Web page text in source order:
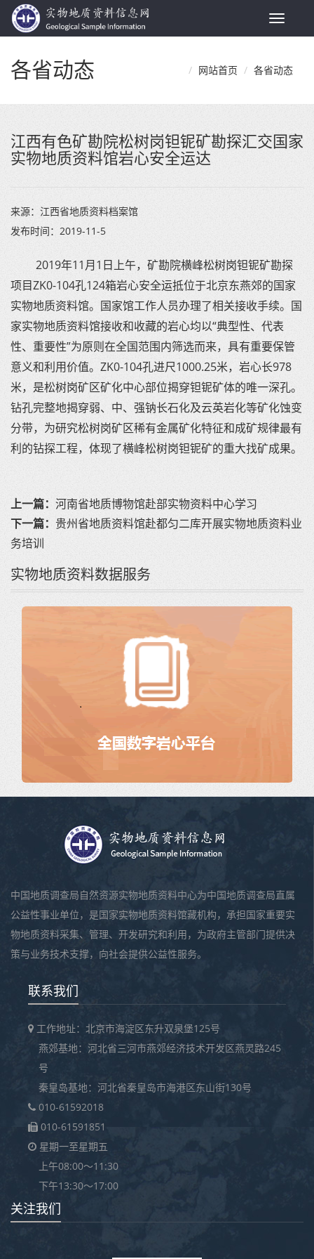
Toggle
各省动态 网站首页 各省动态
江西有色矿勘院松树岗钽铌矿勘探汇交国家
实物地质资料馆岩心安全运达
来源： 江西省地质资料档案馆
发布时间： 2019-11-5
2019年11月1日上午，矿勘院横峰松树岗钽铌矿勘探
项目ZK0-104孔124箱岩心安全运抵位于北京东燕郊的国家
实物地质资料馆。国家馆工作人员办理了相关接收手续。国
家实物地质资料馆接收和收藏的岩心均以“典型性、代表
性、重要性”为原则在全国范围内筛选而来，具有重要保管
意义和利用价值。ZK0-104孔进尺1000.25米，岩心长978
米，是松树岗矿区矿化中心部位揭穿钽铌矿体的唯一深孔。
钻孔完整地揭穿弱、中、强钠长石化及云英岩化等矿化蚀变
分带，为研究松树岗矿区稀有金属矿化特征和成矿规律最有
利的钻探工程，体现了横峰松树岗钽铌矿的重大找矿成果。
上一篇： 河南省地质博物馆赴部实物资料中心学习
下一篇： 贵州省地质资料馆赴都匀二库开展实物地质资料业
务培训
实物地质资料数据服务
中国地质调查局自然资源实物地质资料中心为中国地质调查局直属
公益性事业单位，是国家实物地质资料馆藏机构，承担国家重要实
物地质资料采集、管理、开发研究和利用，为政府主管部门提供决
策与业务技术支撑，向社会提供公益性服务。
联系我们
工作地址：北京市海淀区东升双泉堡125号
燕郊基地：河北省三河市燕郊经济技术开发区燕灵路245
号
秦皇岛基地：河北省秦皇岛市海港区东山街130号
010-61592018
010-61591851
星期一至星期五
上午08:00～11:30
下午13:30～17:00
关注我们